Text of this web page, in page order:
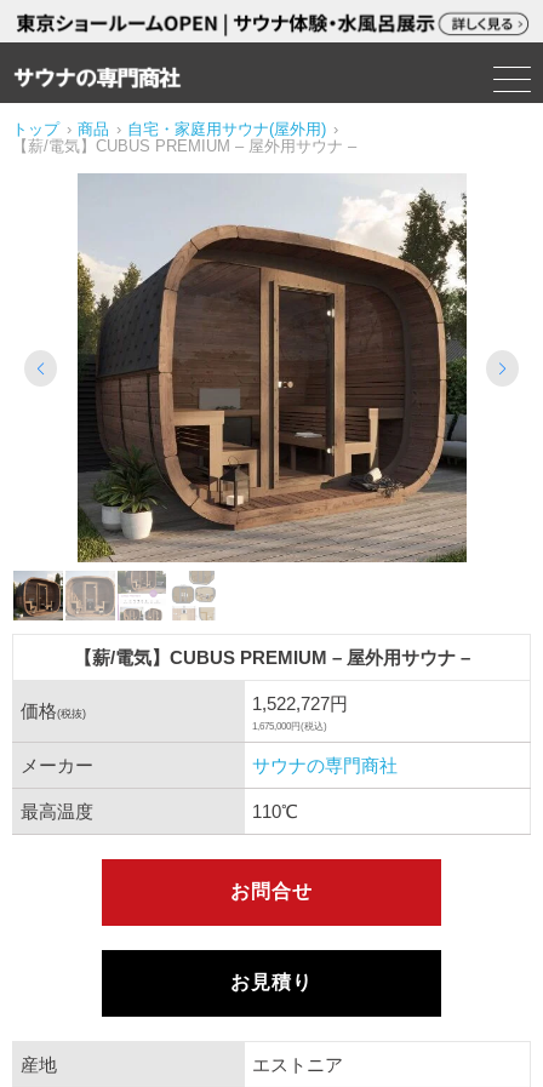
トップ › 商品 › 自宅・家庭用サウナ(屋外用) ›
【薪/電気】CUBUS PREMIUM – 屋外用サウナ –
【薪/電気】CUBUS PREMIUM – 屋外用サウナ –
価格(税抜) 1,522,727円
1,675,000円(税込)
メーカー サウナの専門商社
最高温度 110℃
お問合せ
お見積り
産地 エストニア